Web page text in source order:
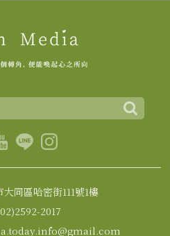
同區哈密街111號1樓
2017